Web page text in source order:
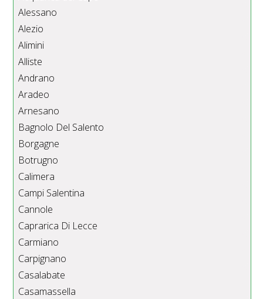
Alessano
Alezio
Alimini
Alliste
Andrano
Aradeo
Arnesano
Bagnolo Del Salento
Borgagne
Botrugno
Calimera
Campi Salentina
Cannole
Caprarica Di Lecce
Carmiano
Carpignano
Casalabate
Casamassella